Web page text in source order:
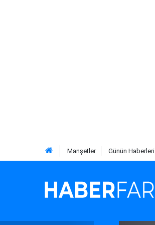
Manşetler Günün Haberleri